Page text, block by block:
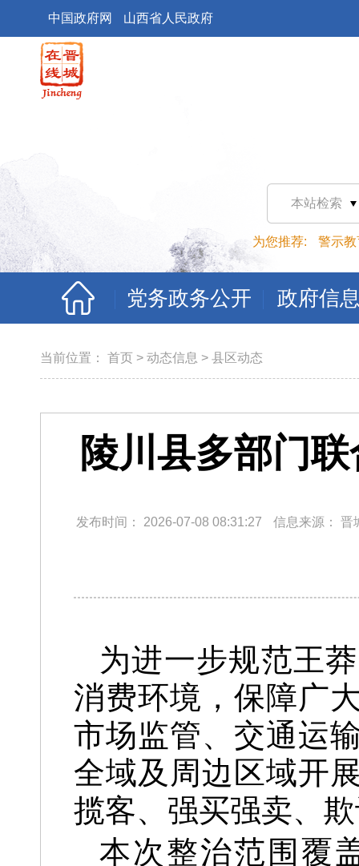
中国政府网 山西省人民政府
本站检索
为您推荐: 警示教
党务政务公开 政府信
当前位置： 首页 > 动态信息 > 县区动态
陵川县多部门
发布时间： 2026-07-08 08:31:27 信息来源： 晋
为进一步规范王
消费环境，保障广
市场监管、交通运
全域及周边区域开
揽客、强买强卖、
本次整治范围覆